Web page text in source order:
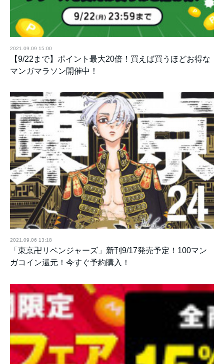
2021.09.09 15:00
【9/22まで】ポイント最大20倍！買えば買うほどお得な
マンガマラソン開催中！
2021.09.06 13:18
「東京卍リベンジャーズ」新刊9/17発売予定！100マン
ガコイン還元！今すぐ予約購入！